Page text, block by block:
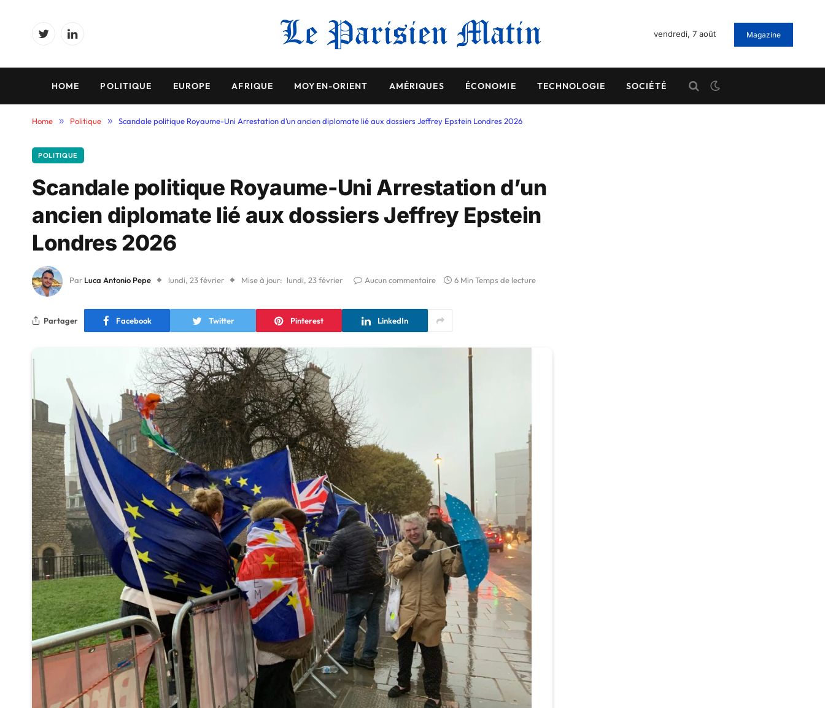
TwitterLinkedIn
vendredi, 7 août Magazine
HOME POLITIQUE EUROPE AFRIQUE MOYEN-ORIENT AMÉRIQUES ÉCONOMIE TECHNOLOGIE SOCIÉTÉ
Home » Politique » Scandale politique Royaume-Uni Arrestation d’un ancien diplomate lié aux dossiers Jeffrey Epstein Londres 2026
POLITIQUE
Scandale politique Royaume-Uni Arrestation d’un
ancien diplomate lié aux dossiers Jeffrey Epstein
Londres 2026
Par Luca Antonio Pepe lundi, 23 février Mise à jour: lundi, 23 février Aucun commentaire 6 Min Temps de lecture
Partager Facebook Twitter Pinterest LinkedIn